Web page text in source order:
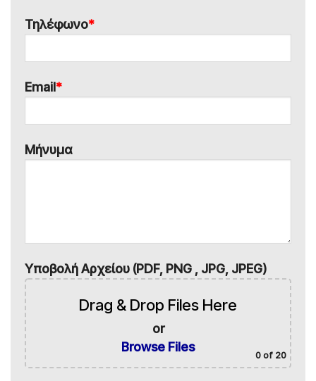
Τηλέφωνο*
Email*
Μήνυμα
Υποβολή Αρχείου (PDF, PNG , JPG, JPEG)
Drag & Drop Files Here
or
Browse Files
0 of 20